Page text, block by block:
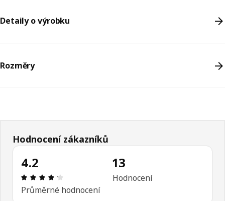
Detaily o výrobku
Rozměry
Hodnocení zákazníků
4.2
Hodnocení výrobku: 4.2 z 5 hvězdičky/hvězdiček
Průměrné hodnocení
13
Hodnocení